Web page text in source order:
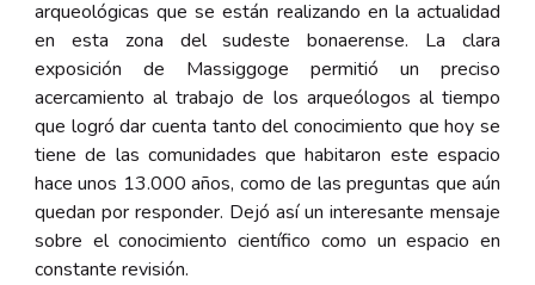
arqueológicas que se están realizando en la actualidad
en esta zona del sudeste bonaerense. La clara
exposición de Massiggoge permitió un preciso
acercamiento al trabajo de los arqueólogos al tiempo
que logró dar cuenta tanto del conocimiento que hoy se
tiene de las comunidades que habitaron este espacio
hace unos 13.000 años, como de las preguntas que aún
quedan por responder. Dejó así un interesante mensaje
sobre el conocimiento científico como un espacio en
constante revisión.